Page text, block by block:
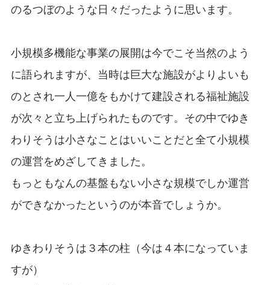
のるつぼのような日々だったように思います。
小規模多機能な事業の展開は今でこそ当然のよう
に語られますが、当時は巨大な施設がよりよいも
のとされ一人一億をもかけて建設される福祉施設
が次々と立ち上げられたものです。その中でゆき
わりそうは小さなことはいいことだと全て小規模
の運営をめざしてきました。
もっともなんの基盤もない小さな規模でしか運営
ができなかったというのが本音でしょうか。
ゆきわりそうは３本の柱（今は４本になっていま
すが）